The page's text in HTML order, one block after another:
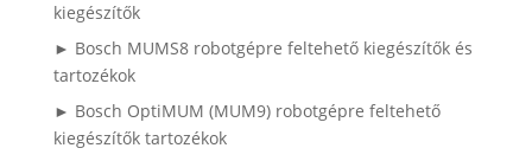
kiegészítők
► Bosch MUMS8 robotgépre feltehető kiegészítők és
tartozékok
► Bosch OptiMUM (MUM9) robotgépre feltehető
kiegészítők tartozékok